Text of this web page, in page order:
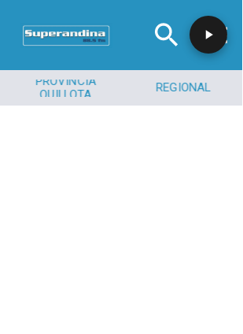
PROVINCIA
QUILLOTA
REGIONAL